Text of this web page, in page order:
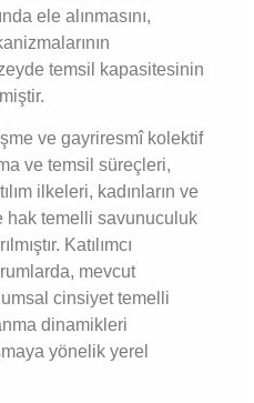
ele alınmasını,
temsil kapasitesinin
ve gayriresmî kolektif
ve temsil süreçleri,
ilkeleri, kadınların ve
temelli savunuculuk
Katılımcı
mevcut
cinsiyet temelli
dinamikleri
yönelik yerel